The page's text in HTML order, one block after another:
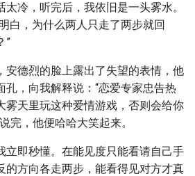
冷，听完后，我依旧是一头雾水。
白，为什么两人只走了两步就回
”
安德烈的脸上露出了失望的表情，他
孔，向我解释说：“恋爱专家忠告热
雾天里玩这种爱情游戏，否则会给你
完，他便哈哈大笑起来。
立即秒懂。在能见度只能看请自己手
的方向各走两步，能看得见对方才真